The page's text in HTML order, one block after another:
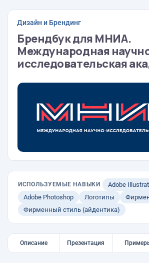
Дизайн и Брендинг
Брендбук для МНИА.
Международная
исследовательская
ИСПОЛЬЗУЕМЫЕ НАВЫКИ
Adobe
Adobe Photoshop
Логотипы
Фирменный стиль (айдентика)
Описание Презентация